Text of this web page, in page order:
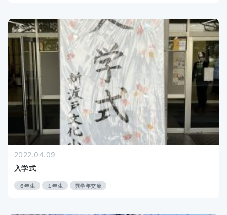
2022.04.09
入学式
６年生 １年生 異学年交流